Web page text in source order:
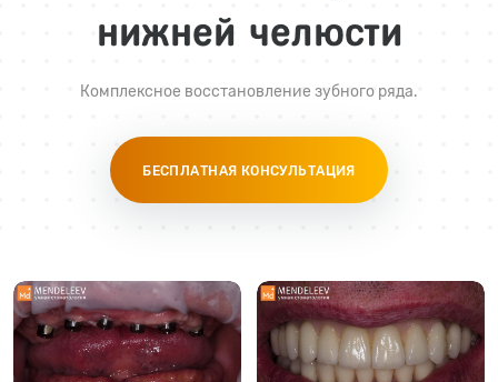
нижней челюсти
Комплексное восстановление зубного ряда.
БЕСПЛАТНАЯ КОНСУЛЬТАЦИЯ